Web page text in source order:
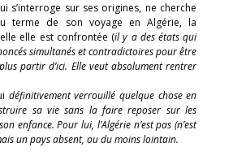
s’interroge sur ses origines, ne cherche
terme de son voyage en Algérie, la
elle est confrontée (il y a des états qui
simultanés et contradictoires pour être
partir d’ici. Elle veut absolument rentrer
définitivement verrouillé quelque chose en
sa vie sans la faire reposer sur les
enfance. Pour lui, l’Algérie n’est pas (n’est
un pays absent, ou du moins lointain.